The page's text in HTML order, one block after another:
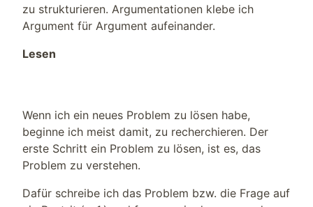
zu strukturieren. Argumentationen klebe ich
Argument für Argument aufeinander.
Lesen
Wenn ich ein neues Problem zu lösen habe,
beginne ich meist damit, zu recherchieren. Der
erste Schritt ein Problem zu lösen, ist es, das
Problem zu verstehen.
Dafür schreibe ich das Problem bzw. die Frage auf